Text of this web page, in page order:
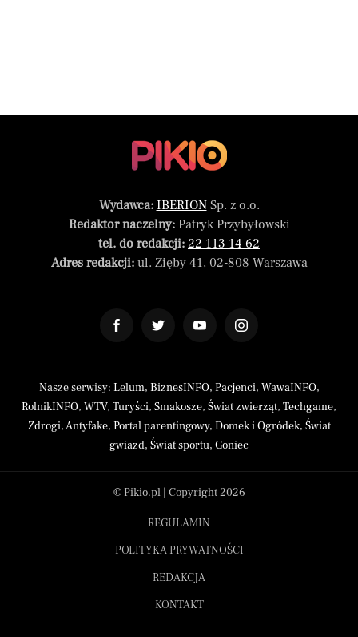
Wydawca: IBERIONSp. z o.o.
Redaktor naczelny:Patryk Przybyłowski
tel. do redakcji: 22 113 14 62
Adres redakcji:ul. Zięby 41, 02-808 Warszawa
Nasze serwisy: Lelum, BiznesINFO, Pacjenci, WawaINFO,
RolnikINFO, WTV, Turyści, Smakosze, Świat zwierząt, Techgame,
Zdrogi,Antyfake, Portal parentingowy, Domek i Ogródek, Świat
gwiazd, Świat sportu, Goniec
© Pikio.pl | Copyright 2026
REGULAMIN
POLITYKA PRYWATNOŚCI
REDAKCJA
KONTAKT